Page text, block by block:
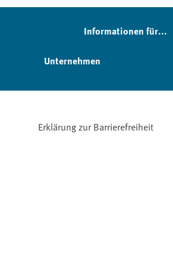
Informationen für...
Unternehmen
Erklärung zur Barrierefreiheit